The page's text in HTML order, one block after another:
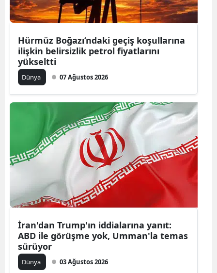
Hürmüz Boğazı’ndaki geçiş koşullarına
ilişkin belirsizlik petrol fiyatlarını
yükseltti
Dünya 07 Ağustos 2026
İran'dan Trump'ın iddialarına yanıt:
ABD ile görüşme yok, Umman'la temas
sürüyor
Dünya 03 Ağustos 2026